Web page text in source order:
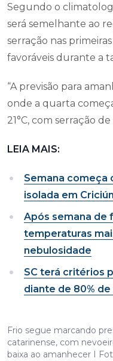
Segundo o
será semelhante ao
serração nas
favoráveis durante a
“A previsão para
onde a quarta
21°C, com serração
LEIA MAIS:
Semana começa
isolada em
Após semana de
temperaturas
nebulosidade
SC terá critérios
diante de 80% de
Frio segue marcando
catarinense, com
baixa ao amanhecer I